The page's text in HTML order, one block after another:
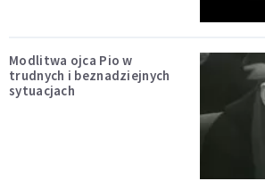
Modlitwa ojca Pio w
trudnych i beznadziejnych
sytuacjach